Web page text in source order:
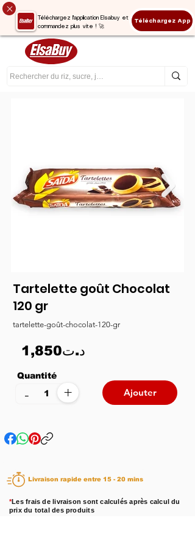
Téléchargez l'application Elsabuy et
commandez plus vite ! 🚀
Téléchargez App
Tartelette goût Chocolat
120 gr
tartelette-goût-chocolat-120-gr
1,850د.ت
Quantité
+
- Ajouter
Livraison rapide entre 15 - 20 mins
*Les frais de livraison sont calculés après calcul du
prix du total des produits